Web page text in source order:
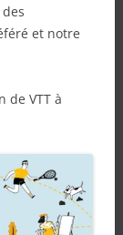
et notre
de VTT à